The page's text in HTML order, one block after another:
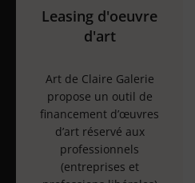
Leasing d'oeuvre
d'art
Art de Claire Galerie
propose un outil de
financement d’œuvres
d’art réservé aux
professionnels
(entreprises et